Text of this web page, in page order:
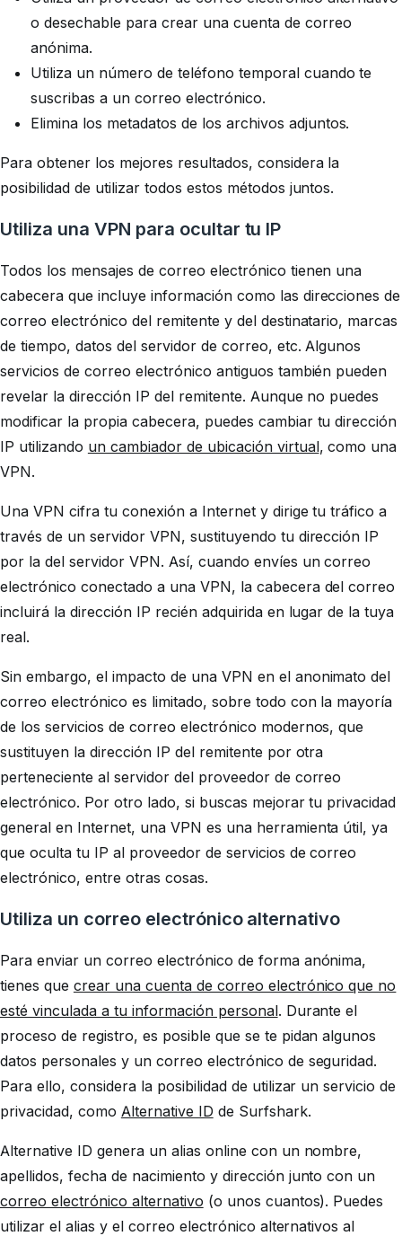
o desechable para crear una cuenta de correo
anónima.
Utiliza un número de teléfono temporal cuando te
suscribas a un correo electrónico.
Elimina los metadatos de los archivos adjuntos.
Para obtener los mejores resultados, considera la
posibilidad de utilizar todos estos métodos juntos.
Utiliza una VPN para ocultar tu IP
Todos los mensajes de correo electrónico tienen una
cabecera que incluye información como las direcciones de
correo electrónico del remitente y del destinatario, marcas
de tiempo, datos del servidor de correo, etc. Algunos
servicios de correo electrónico antiguos también pueden
revelar la dirección IP del remitente. Aunque no puedes
modificar la propia cabecera, puedes cambiar tu dirección
IP utilizando un cambiador de ubicación virtual, como una
VPN.
Una VPN cifra tu conexión a Internet y dirige tu tráfico a
través de un servidor VPN, sustituyendo tu dirección IP
por la del servidor VPN. Así, cuando envíes un correo
electrónico conectado a una VPN, la cabecera del correo
incluirá la dirección IP recién adquirida en lugar de la tuya
real.
Sin embargo, el impacto de una VPN en el anonimato del
correo electrónico es limitado, sobre todo con la mayoría
de los servicios de correo electrónico modernos, que
sustituyen la dirección IP del remitente por otra
perteneciente al servidor del proveedor de correo
electrónico. Por otro lado, si buscas mejorar tu privacidad
general en Internet, una VPN es una herramienta útil, ya
que oculta tu IP al proveedor de servicios de correo
electrónico, entre otras cosas.
Utiliza un correo electrónico alternativo
Para enviar un correo electrónico de forma anónima,
tienes que crear una cuenta de correo electrónico que no
esté vinculada a tu información personal. Durante el
proceso de registro, es posible que se te pidan algunos
datos personales y un correo electrónico de seguridad.
Para ello, considera la posibilidad de utilizar un servicio de
privacidad, como Alternative ID de Surfshark.
Alternative ID genera un alias online con un nombre,
apellidos, fecha de nacimiento y dirección junto con un
correo electrónico alternativo (o unos cuantos). Puedes
utilizar el alias y el correo electrónico alternativos al